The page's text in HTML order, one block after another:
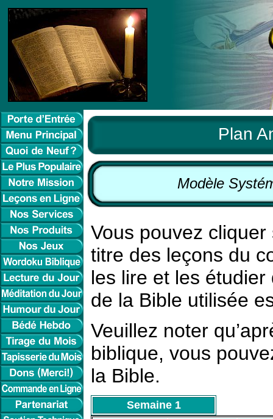
Plan
Modèle
Vous pouvez
titre des leçons du
les lire et les
de la Bible utilisée
Veuillez noter
biblique, vous
la Bible.
Semaine 1